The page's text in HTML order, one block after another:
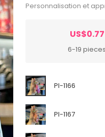
Personnalisation et
US$0.77
6-19 pieces
Pl-1166
Pl-1167